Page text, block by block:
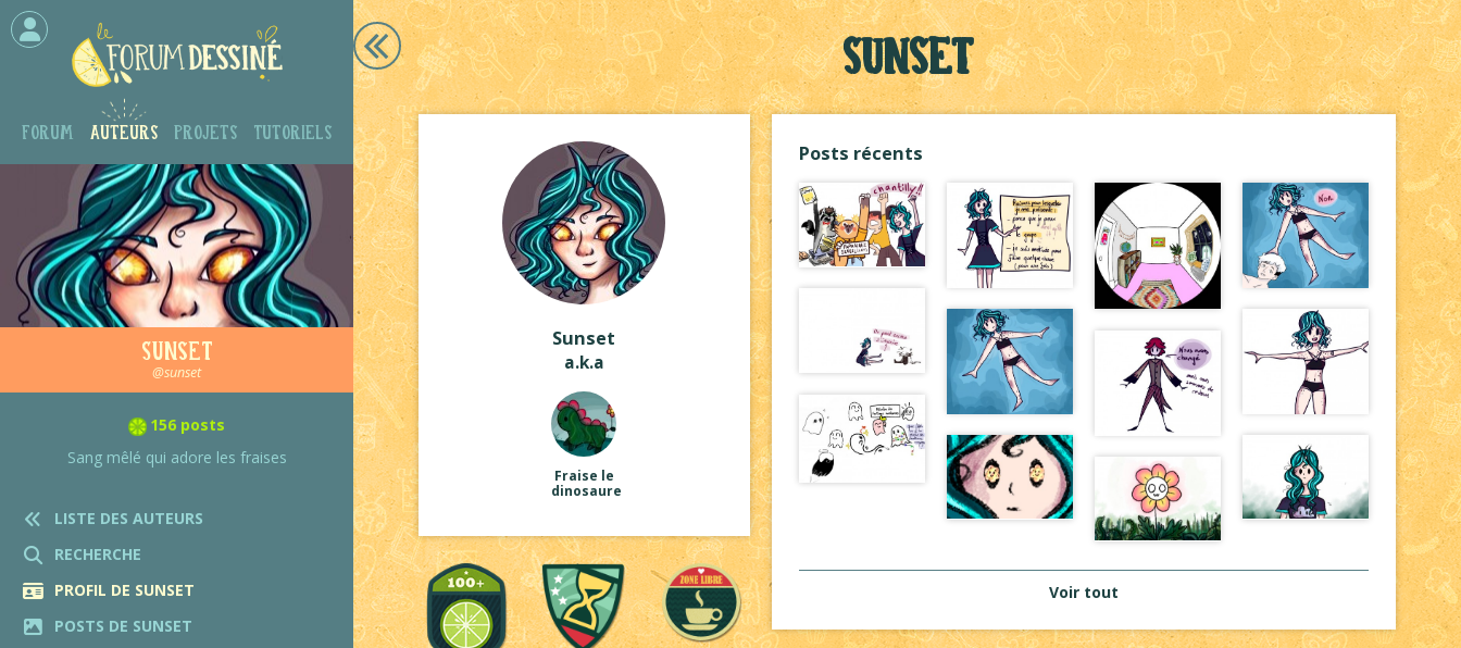
Forum Auteurs Projets Tutoriels
Sunset
@sunset
156 posts
Sang mêlé qui adore les fraises
LISTE DES AUTEURS
RECHERCHE
PROFIL DE SUNSET
POSTS DE SUNSET
Sunset
Sunset
a.k.a
Fraise le
dinosaure
Posts récents
Voir tout